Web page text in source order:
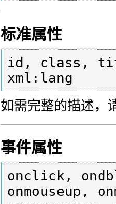
标准属性
id, class,
xml:lang
如需完整的描述，
事件属性
onclick,
onmouseup,